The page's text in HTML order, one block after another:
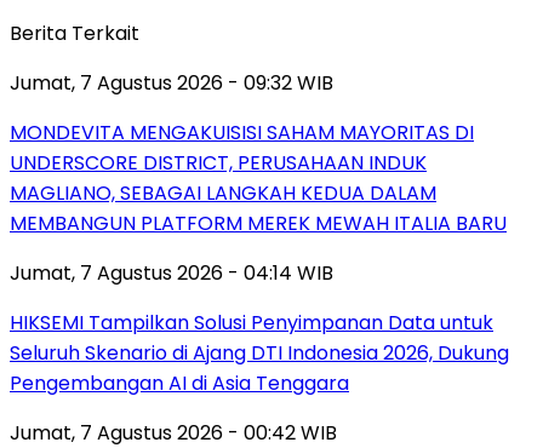
Berita Terkait
Jumat, 7 Agustus 2026 - 09:32 WIB
MONDEVITA MENGAKUISISI SAHAM MAYORITAS DI
UNDERSCORE DISTRICT, PERUSAHAAN INDUK
MAGLIANO, SEBAGAI LANGKAH KEDUA DALAM
MEMBANGUN PLATFORM MEREK MEWAH ITALIA BARU
Jumat, 7 Agustus 2026 - 04:14 WIB
HIKSEMI Tampilkan Solusi Penyimpanan Data untuk
Seluruh Skenario di Ajang DTI Indonesia 2026, Dukung
Pengembangan AI di Asia Tenggara
Jumat, 7 Agustus 2026 - 00:42 WIB